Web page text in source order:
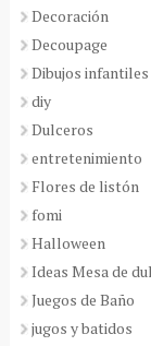
Decoración
Decoupage
Dibujos infantiles
diy
Dulceros
entretenimiento
Flores de listón
fomi
Halloween
Ideas Mesa de
Juegos de Baño
jugos y batidos